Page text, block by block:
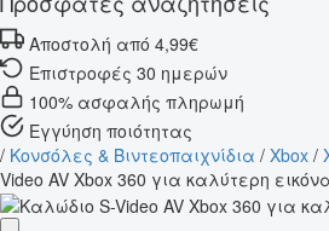
Αποστολή από 4,99€
Επιστροφές 30 ημερών
100% ασφαλής πληρωμή
Εγγύηση ποιότητας
/ Κονσόλες & Βιντεοπαιχνίδια / Xbox /
Video AV Xbox 360 για καλύτερη